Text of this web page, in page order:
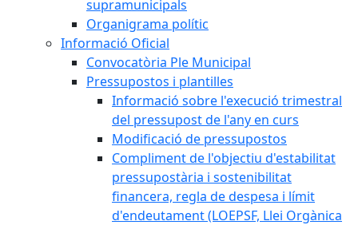
supramunicipals
Organigrama polític
Informació Oficial
Convocatòria Ple Municipal
Pressupostos i plantilles
Informació sobre l'execució trimestral
del pressupost de l'any en curs
Modificació de pressupostos
Compliment de l'objectiu d'estabilitat
pressupostària i sostenibilitat
financera, regla de despesa i límit
d'endeutament (LOEPSF, Llei Orgànica